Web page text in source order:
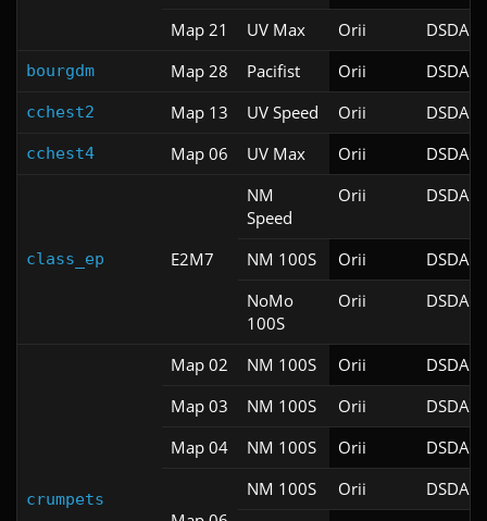
Map 21
UV Max Orii DSDA-
bourgdm Map 28 Pacifist Orii DSDA-
cchest2 Map 13 UV Speed Orii DSDA-
cchest4 Map 06 UV Max Orii DSDA-
class_ep E2M7
NM
Speed
Orii DSDA-
NM 100S Orii
DSDA-
NoMo
100S
Orii DSDA-
crumpets
Map 02 NM 100S Orii
DSDA-
Map 03
NM 100S Orii
DSDA-
Map 04
NM 100S Orii DSDA-
NM 100S Orii
DSDA-